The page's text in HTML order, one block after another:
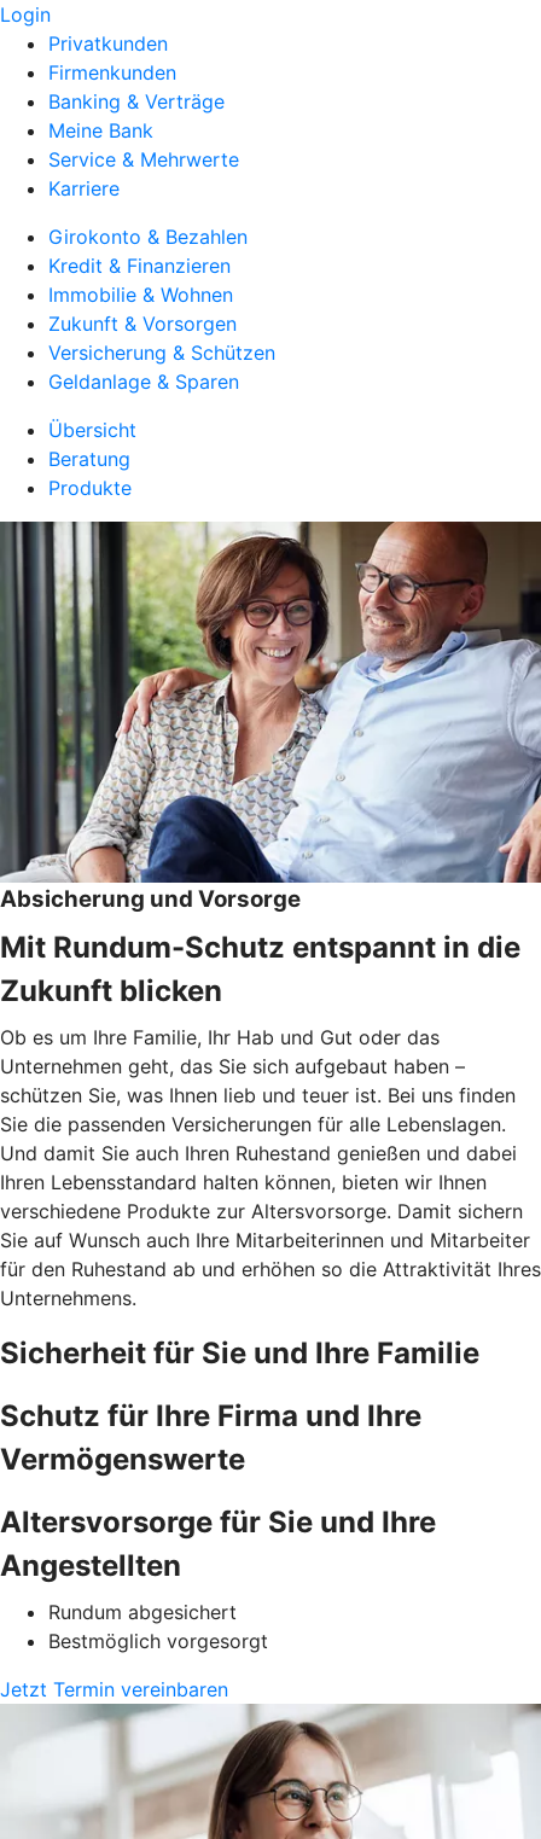
Login
Privatkunden
Firmenkunden
Banking & Verträge
Meine Bank
Service & Mehrwerte
Karriere
Girokonto & Bezahlen
Kredit & Finanzieren
Immobilie & Wohnen
Zukunft & Vorsorgen
Versicherung & Schützen
Geldanlage & Sparen
Übersicht
Beratung
Produkte
Absicherung und Vorsorge
Mit Rundum-Schutz entspannt in die
Zukunft blicken
Ob es um Ihre Familie, Ihr Hab und Gut oder das
Unternehmen geht, das Sie sich aufgebaut haben –
schützen Sie, was Ihnen lieb und teuer ist. Bei uns finden
Sie die passenden Versicherungen für alle Lebenslagen.
Und damit Sie auch Ihren Ruhestand genießen und dabei
Ihren Lebensstandard halten können, bieten wir Ihnen
verschiedene Produkte zur Altersvorsorge. Damit sichern
Sie auf Wunsch auch Ihre Mitarbeiterinnen und Mitarbeiter
für den Ruhestand ab und erhöhen so die Attraktivität Ihres
Unternehmens.
Sicherheit für Sie und Ihre Familie
Schutz für Ihre Firma und Ihre
Vermögenswerte
Altersvorsorge für Sie und Ihre
Angestellten
Rundum abgesichert
Bestmöglich vorgesorgt
Jetzt Termin vereinbaren